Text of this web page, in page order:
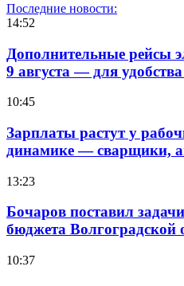
Последние новости:
14:52
Дополнительные рейсы
9 августа — для
10:45
Зарплаты растут у
динамике — сварщики,
13:23
Бочаров поставил
бюджета Волгоградской
10:37